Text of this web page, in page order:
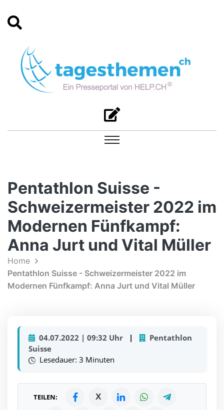
Pentathlon Suisse -
Schweizermeister 2022 im
Modernen Fünfkampf:
Anna Jurt und Vital Müller
Home
Pentathlon Suisse - Schweizermeister 2022 im
Modernen Fünfkampf: Anna Jurt und Vital Müller
04.07.2022 | 09:32 Uhr |
Pentathlon
Suisse
Lesedauer: 3 Minuten
TEILEN: X